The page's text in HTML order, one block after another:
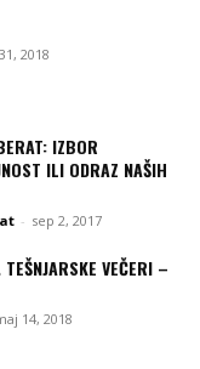
2018
IZBOR
ILI ODRAZ NAŠIH
- sep 2, 2017
VEČERI –
14, 2018